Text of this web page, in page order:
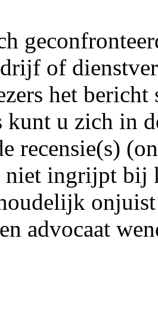
of
het
kunt u zich in
recensie(s)
niet ingrijpt bij
advocaat